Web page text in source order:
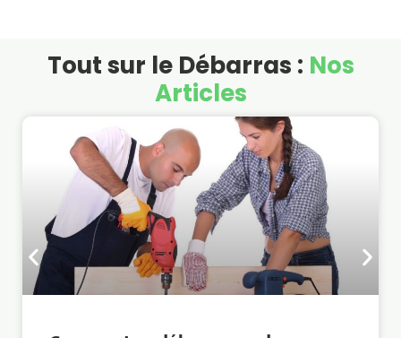
Tout sur le Débarras : Nos
Articles